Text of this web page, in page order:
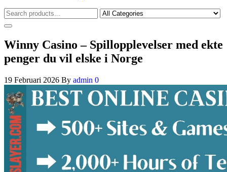
Winny Casino – Spillopplevelser med ekte
penger du vil elske i Norge
19 Februari 2026 By admin 0